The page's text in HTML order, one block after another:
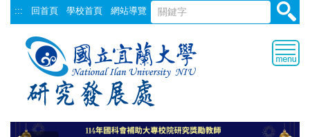
跳
到
::: 回首頁 學校首頁 網站導覽